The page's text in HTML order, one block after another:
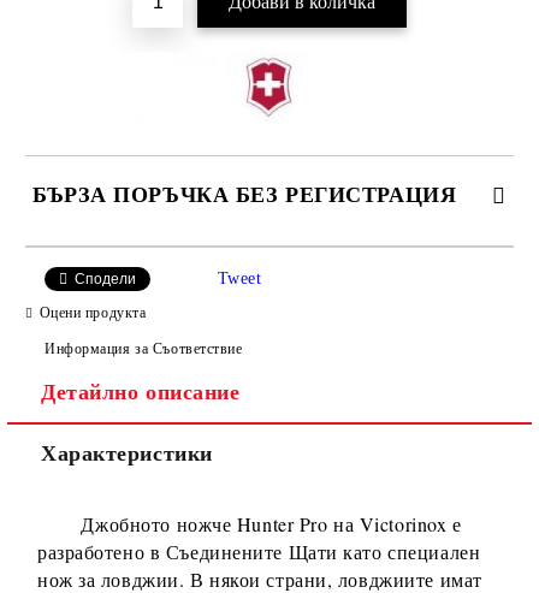
БЪРЗА ПОРЪЧКА БЕЗ РЕГИСТРАЦИЯ
Ние ще се свържем с вас в рамките на работния ден, за
Сподели Tweet
Оцени продукта
Информация за Съответствие
Детайлно описание
Характеристики
Джобното ножче Hunter Pro на Victorinox е
разработено в Съединените Щати като специален
нож за ловджии. В някои страни, ловджиите имат